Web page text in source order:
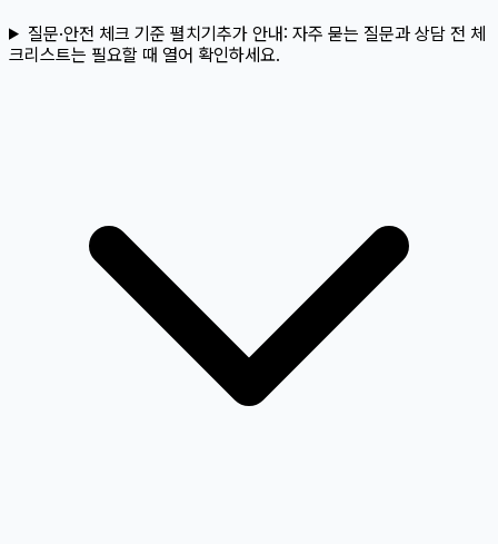
질문·안전 체크 기준 펼치기추가 안내: 자주 묻는 질문과 상담 전 체
크리스트는 필요할 때 열어 확인하세요.